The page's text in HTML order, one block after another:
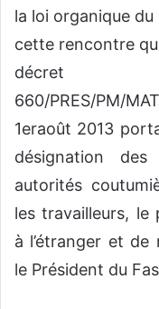
la loi organique du
cette rencontre
660/PRES/PM/
1eraoût 2013
désignation
autorités
les travailleurs, le
à l’étranger et
le Président du